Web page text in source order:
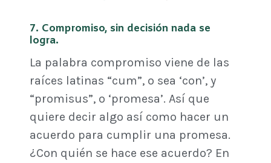
7. Compromiso, sin decisión nada se
logra.
La palabra compromiso viene de las
raíces latinas “cum”, o sea ‘con’, y
“promisus”, o ‘promesa’. Así que
quiere decir algo así como hacer un
acuerdo para cumplir una promesa.
¿Con quién se hace ese acuerdo? En